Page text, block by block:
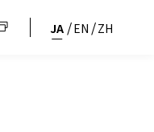
JA EN ZH